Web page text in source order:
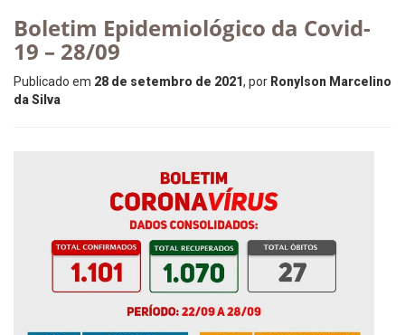
Boletim Epidemiológico da Covid-
19 – 28/09
Publicado em 28 de setembro de 2021, por Ronylson Marcelino
da Silva